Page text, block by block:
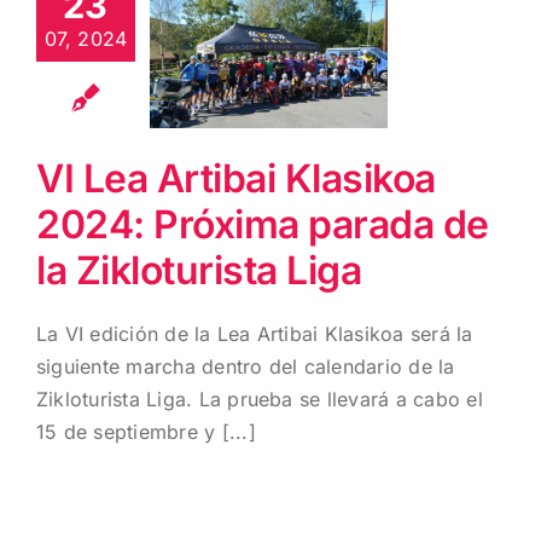
07, 2024
2024:
Próxima
parada de la
Zikloturista
Liga
VI Lea Artibai Klasikoa
2024: Próxima parada de
la Zikloturista Liga
La VI edición de la Lea Artibai Klasikoa será la
siguiente marcha dentro del calendario de la
Zikloturista Liga. La prueba se llevará a cabo el
15 de septiembre y [...]